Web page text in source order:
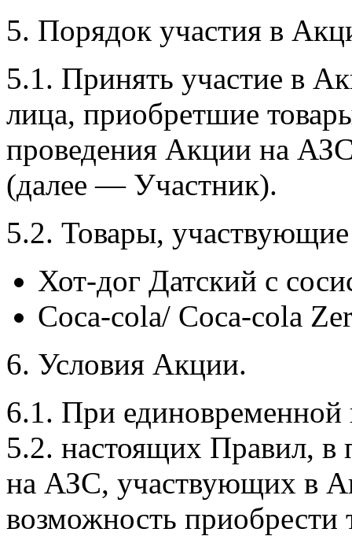
5. Порядок участия в
5.1. Принять участие в
лица, приобретшие
проведения Акции на
(далее — Участник).
5.2. Товары,
Хот-дог Датский с
Coca-cola/ Coca-cola
6. Условия Акции.
6.1. При единовременной
5.2. настоящих Правил, в
на АЗС, участвующих в
возможность приобрести